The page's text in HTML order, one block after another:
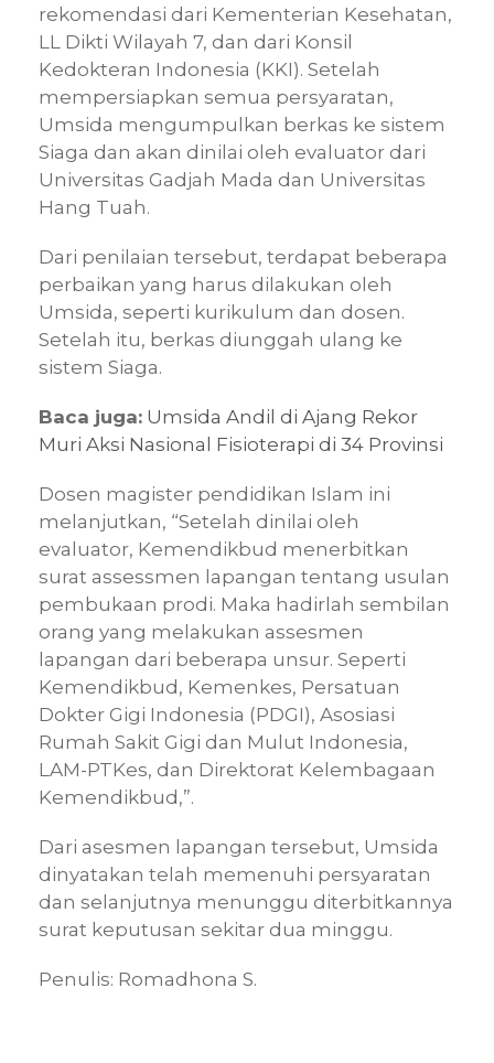
rekomendasi dari Kementerian Kesehatan,
LL Dikti Wilayah 7, dan dari Konsil
Kedokteran Indonesia (KKI). Setelah
mempersiapkan semua persyaratan,
Umsida mengumpulkan berkas ke sistem
Siaga dan akan dinilai oleh evaluator dari
Universitas Gadjah Mada dan Universitas
Hang Tuah.
Dari penilaian tersebut, terdapat beberapa
perbaikan yang harus dilakukan oleh
Umsida, seperti kurikulum dan dosen.
Setelah itu, berkas diunggah ulang ke
sistem Siaga.
Baca juga: Umsida Andil di Ajang Rekor
Muri Aksi Nasional Fisioterapi di 34 Provinsi
Dosen magister pendidikan Islam ini
melanjutkan, “Setelah dinilai oleh
evaluator, Kemendikbud menerbitkan
surat assessmen lapangan tentang usulan
pembukaan prodi. Maka hadirlah sembilan
orang yang melakukan assesmen
lapangan dari beberapa unsur. Seperti
Kemendikbud, Kemenkes, Persatuan
Dokter Gigi Indonesia (PDGI), Asosiasi
Rumah Sakit Gigi dan Mulut Indonesia,
LAM-PTKes, dan Direktorat Kelembagaan
Kemendikbud,”.
Dari asesmen lapangan tersebut, Umsida
dinyatakan telah memenuhi persyaratan
dan selanjutnya menunggu diterbitkannya
surat keputusan sekitar dua minggu.
Penulis: Romadhona S.